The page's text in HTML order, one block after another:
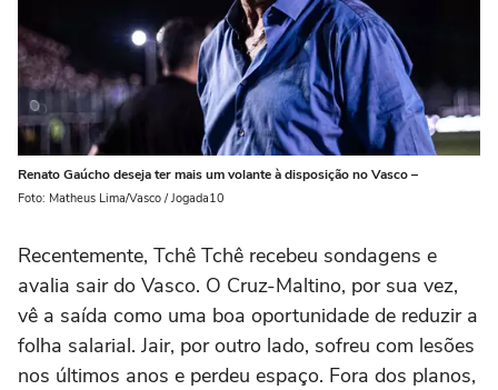
Renato Gaúcho deseja ter mais um volante à disposição no Vasco –
Foto: Matheus Lima/Vasco / Jogada10
Recentemente, Tchê Tchê recebeu sondagens e
avalia sair do Vasco. O Cruz-Maltino, por sua vez,
vê a saída como uma boa oportunidade de reduzir a
folha salarial. Jair, por outro lado, sofreu com lesões
nos últimos anos e perdeu espaço. Fora dos planos,